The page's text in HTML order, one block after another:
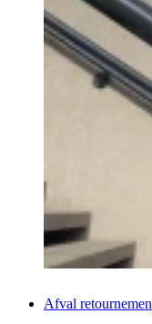
Afval retournemen